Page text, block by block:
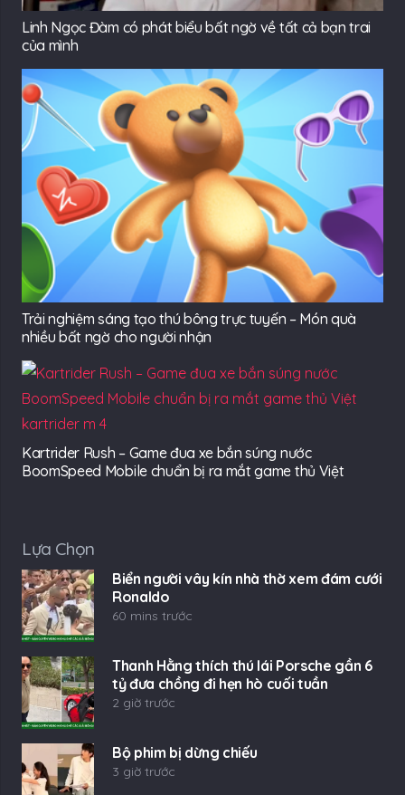
Linh Ngọc Đàm có phát biểu bất ngờ về tất cả bạn trai
của mình
Trải nghiệm sáng tạo thú bông trực tuyến – Món quà
nhiều bất ngờ cho người nhận
Kartrider Rush – Game đua xe bắn súng nước
BoomSpeed Mobile chuẩn bị ra mắt game thủ Việt
Lựa Chọn
Biển người vây kín nhà thờ xem đám cưới
Ronaldo
60 mins trước
Thanh Hằng thích thú lái Porsche gần 6
tỷ đưa chồng đi hẹn hò cuối tuần
2 giờ trước
Bộ phim bị dừng chiếu
3 giờ trước